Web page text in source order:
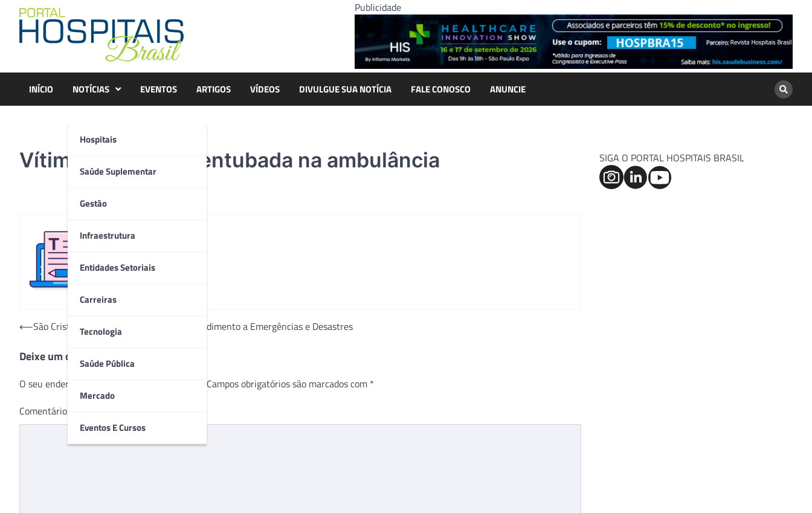
content
Publicidade
INÍCIO NOTÍCIAS
Hospitais
Saúde Suplementar
Gestão
Infraestrutura
Entidades Setoriais
Carreiras
Tecnologia
Saúde Pública
Mercado
Eventos E Cursos
EVENTOS ARTIGOS VÍDEOS DIVULGUE SUA NOTÍCIA FALE CONOSCO ANUNCIE
Vítima vermelha é entubada na ambulância
Navegação
Post
⟵São Cristóvão Saúde realiza Plano de Atendimento a Emergências e Desastres
Deixe um comentário
O seu endereço de e-mail não será publicado. Campos obrigatórios são marcados com *
Comentário
SIGA O PORTAL HOSPITAIS BRASIL